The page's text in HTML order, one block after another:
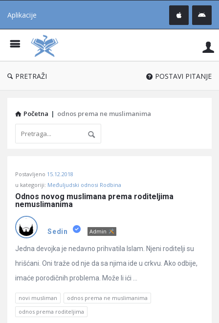
Aplikacije
®
PRETRAŽI POSTAVI PITANJE
Početna | odnos prema ne muslimanima
Učene
Latest
Pitanja
Postavljeno 15.12.2018
u kategoriji: Međuljudski odnosi Rodbina
Odnos novog muslimana prema roditeljima
nemuslimanima
Sedin Admin
Jedna devojka je nedavno prihvatila Islam. Njeni roditelji su
hrišćani. Oni traže od nje da sa njima ide u crkvu. Ako odbije,
imaće porodičnih problema. Može li ići ...
novi musliman
odnos prema ne muslimanima
odnos prema roditeljima